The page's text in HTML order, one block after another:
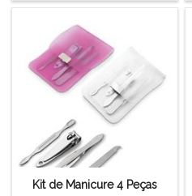
Kit de Manicure 4 Peças